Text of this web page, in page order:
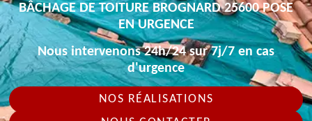
BÂCHAGE DE TOITURE BROGNARD 25600 POSE
EN URGENCE
Nous intervenons 24h/24 sur 7j/7 en cas
d'urgence
NOS RÉALISATIONS